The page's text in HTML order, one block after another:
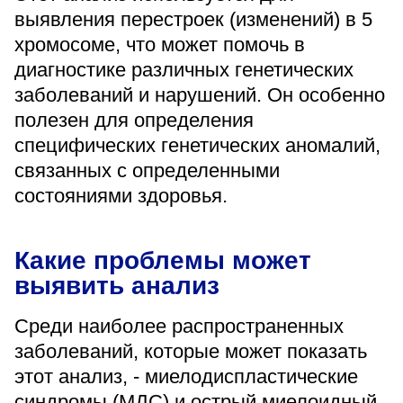
«Парус»
Адрес
399000, г. Липецк, Плехановское лесничество,
Ленинский лесхоз, квартал 67
Понедельник — четверг
08:00–16:45
перерыв 12:00–12:30
Пятница
08:00–15:45
перерыв 12:00–12:30
Версия для слабовидящих
выявления перестроек (изменений) в 5
хромосоме, что может помочь в
диагностике различных генетических
заболеваний и нарушений. Он особенно
полезен для определения
специфических генетических аномалий,
связанных с определенными
состояниями здоровья.
Какие проблемы может
выявить анализ
Среди наиболее распространенных
заболеваний, которые может показать
этот анализ, - миелодиспластические